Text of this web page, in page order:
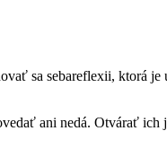
sa sebareflexii, ktorá je
ani nedá. Otvárať ich